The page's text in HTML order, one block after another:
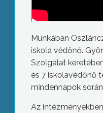
Munkában
iskola védőnő.
Szolgálat
és 7 iskolavédőnő
mindennapok
Az